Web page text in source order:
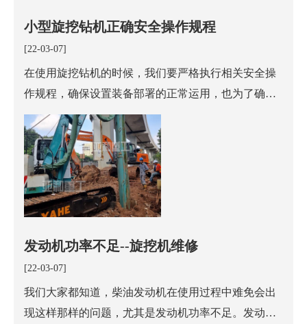
小型旋挖钻机正确安全操作规程
[22-03-07]
在使用旋挖钻机的时候，我们要严格执行相关安全操
作规程，确保设置装备部署的正常运用，也为了确保
操纵职员的宁静，更是为了更好的完成工程的施工质
量，今天我们亚和机械就来给我们说说小型旋挖钻机
操纵安全操作的相
发动机功率不足--旋挖机维修
[22-03-07]
我们大家都知道，柴油发动机在使用过程中难免会出
现这样那样的问题，尤其是发动机功率不足。发动机